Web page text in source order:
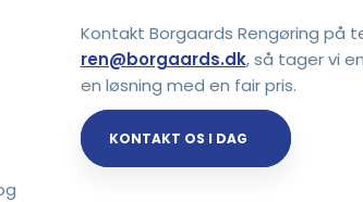
Kontakt Borgaards Rengøring på
ren@borgaards.dk, så tager vi
en løsning med en fair pris.
KONTAKT OS I DAG